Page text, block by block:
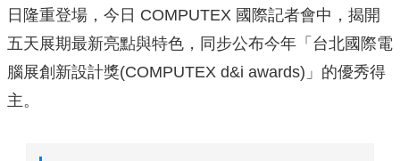
日隆重登場，今日 COMPUTEX 國際記者會中，揭開
五天展期最新亮點與特色，同步公布今年「台北國際電
腦展創新設計獎(COMPUTEX d&i awards)」的優秀得
主。